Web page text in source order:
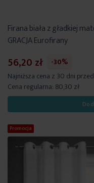
Firana biała z gładkiej
GRACJA Eurofirany
56,20 zł
-30%
Najniższa cena z 30 dni
Cena regularna: 80,30 zł
Promocja